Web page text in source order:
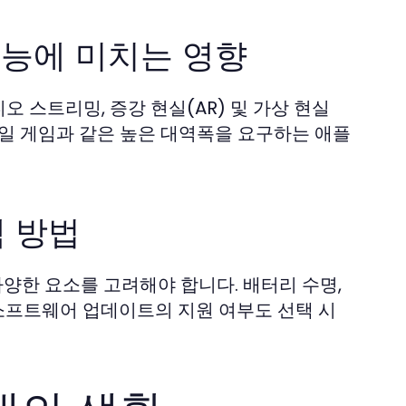
에 미치는 영향
스트리밍, 증강 현실(AR) 및 가상 현실
게임과 같은 높은 대역폭을 요구하는 애플
방법
한 요소를 고려해야 합니다. 배터리 수명,
트웨어 업데이트의 지원 여부도 선택 시